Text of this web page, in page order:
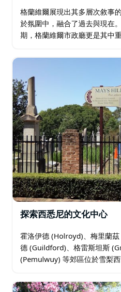
格蘭維爾展現出其多層次敘事
於氛圍中，融合了過去與現在
期，格蘭維爾市政廳更是其中
合。該地區提供豐富多彩的體
探索西悉尼的文化中心
霍洛伊德 (Holroyd)、梅里蘭
德 (Guildford)、格雷斯坦斯
(Pemulwuy) 等郊區位於雪梨